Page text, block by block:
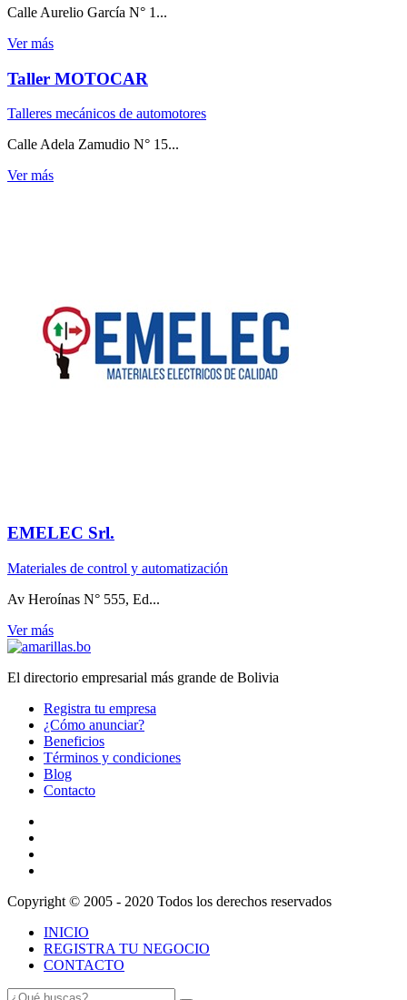
Calle Aurelio García N° 1...
Ver más
Taller MOTOCAR
Talleres mecánicos de automotores
Calle Adela Zamudio N° 15...
Ver más
EMELEC Srl.
Materiales de control y automatización
Av Heroínas N° 555, Ed...
Ver más
El directorio empresarial más grande de Bolivia
Registra tu empresa
¿Cómo anunciar?
Beneficios
Términos y condiciones
Blog
Contacto
Copyright © 2005 - 2020 Todos los derechos reservados
INICIO
REGISTRA TU NEGOCIO
CONTACTO